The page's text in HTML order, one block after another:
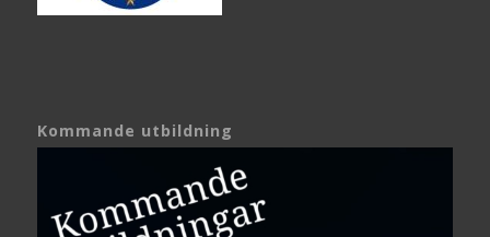
Kommande utbildning